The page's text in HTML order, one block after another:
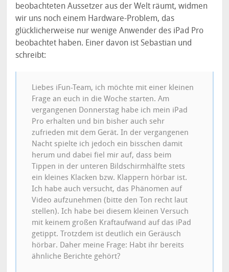
beobachteten Aussetzer aus der Welt räumt, widmen
wir uns noch einem Hardware-Problem, das
glücklicherweise nur wenige Anwender des iPad Pro
beobachtet haben. Einer davon ist Sebastian und
schreibt:
Liebes iFun-Team, ich möchte mit einer kleinen
Frage an euch in die Woche starten. Am
vergangenen Donnerstag habe ich mein iPad
Pro erhalten und bin bisher auch sehr
zufrieden mit dem Gerät. In der vergangenen
Nacht spielte ich jedoch ein bisschen damit
herum und dabei fiel mir auf, dass beim
Tippen in der unteren Bildschirmhälfte stets
ein kleines Klacken bzw. Klappern hörbar ist.
Ich habe auch versucht, das Phänomen auf
Video aufzunehmen (bitte den Ton recht laut
stellen). Ich habe bei diesem kleinen Versuch
mit keinem großen Kraftaufwand auf das iPad
getippt. Trotzdem ist deutlich ein Geräusch
hörbar. Daher meine Frage: Habt ihr bereits
ähnliche Berichte gehört?